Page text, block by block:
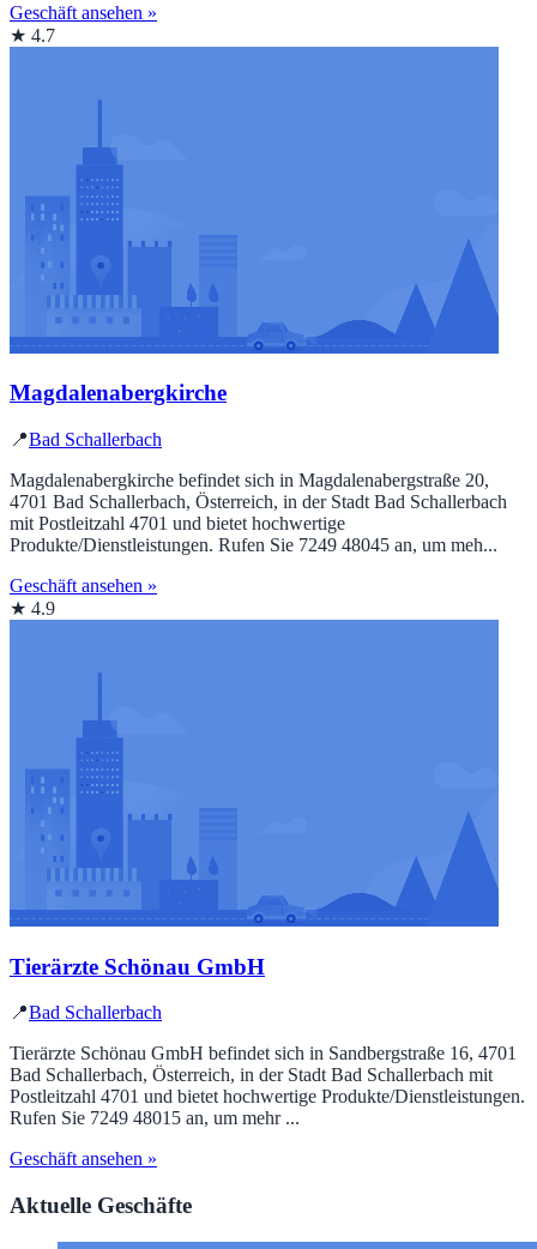
Geschäft ansehen »
★ 4.7
Magdalenabergkirche
📍Bad Schallerbach
Magdalenabergkirche befindet sich in Magdalenabergstraße 20,
4701 Bad Schallerbach, Österreich, in der Stadt Bad Schallerbach
mit Postleitzahl 4701 und bietet hochwertige
Produkte/Dienstleistungen. Rufen Sie 7249 48045 an, um meh...
Geschäft ansehen »
★ 4.9
Tierärzte Schönau GmbH
📍Bad Schallerbach
Tierärzte Schönau GmbH befindet sich in Sandbergstraße 16, 4701
Bad Schallerbach, Österreich, in der Stadt Bad Schallerbach mit
Postleitzahl 4701 und bietet hochwertige Produkte/Dienstleistungen.
Rufen Sie 7249 48015 an, um mehr ...
Geschäft ansehen »
Aktuelle Geschäfte